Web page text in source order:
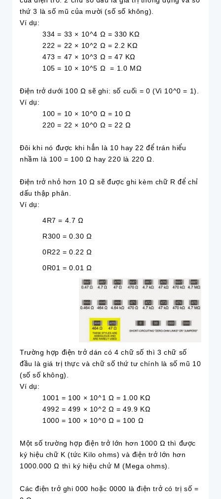
thứ 3 là số mũ của mười (số số không).
Ví dụ:
334 = 33 × 10^4 Ω = 330 KΩ
222 = 22 × 10^2 Ω = 2.2 KΩ
473 = 47 × 10^3 Ω = 47 KΩ
105 = 10 × 10^5 Ω = 1.0 MΩ
Điện trở dưới 100 Ω sẽ ghi: số cuối = 0 (Vì 10^0 = 1).
Ví dụ:
100 = 10 × 10^0 Ω = 10 Ω
220 = 22 × 10^0 Ω = 22 Ω
Đôi khi nó được khi hẳn là 10 hay 22 để trán hiểu
nhầm là 100 = 100 Ω hay 220 là 220 Ω.
Điện trở nhỏ hơn 10 Ω sẽ được ghi kèm chữ R để chỉ
dấu thập phân.
Ví dụ:
4R7 = 4.7 Ω
R300 = 0.30 Ω
0R22 = 0.22 Ω
0R01 = 0.01 Ω
Trường hợp điện trở dán có 4 chữ số thì 3 chữ số
đầu là giá trị thực và chữ số thứ tư chính là số mũ 10
(số số không).
Ví dụ:
1001 = 100 × 10^1 Ω = 1.00 KΩ
4992 = 499 × 10^2 Ω = 49.9 KΩ
1000 = 100 × 10^0 Ω = 100 Ω
Một số trường hợp điện trở lớn hơn 1000 Ω thì được
ký hiệu chữ K (tức Kilo ohms) và điện trở lớn hơn
1000.000 Ω thì ký hiệu chử M (Mega ohms).
Các điện trở ghi 000 hoặc 0000 là điện trở có trị số =